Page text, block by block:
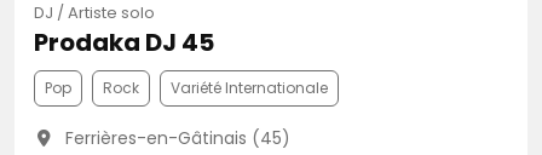
DJ / Artiste solo
Prodaka DJ 45
Pop Rock Variété Internationale
Ferrières-en-Gâtinais (45)